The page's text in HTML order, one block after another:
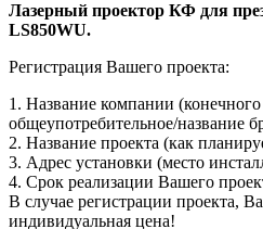
Лазерный проектор КФ для
LS850WU.
Регистрация Вашего проекта:
1. Название компании (конечного
общеупотребительное/название
2. Название проекта (как
3. Адрес установки (место
4. Срок реализации Вашего
В случае регистрации проекта,
индивидуальная цена!